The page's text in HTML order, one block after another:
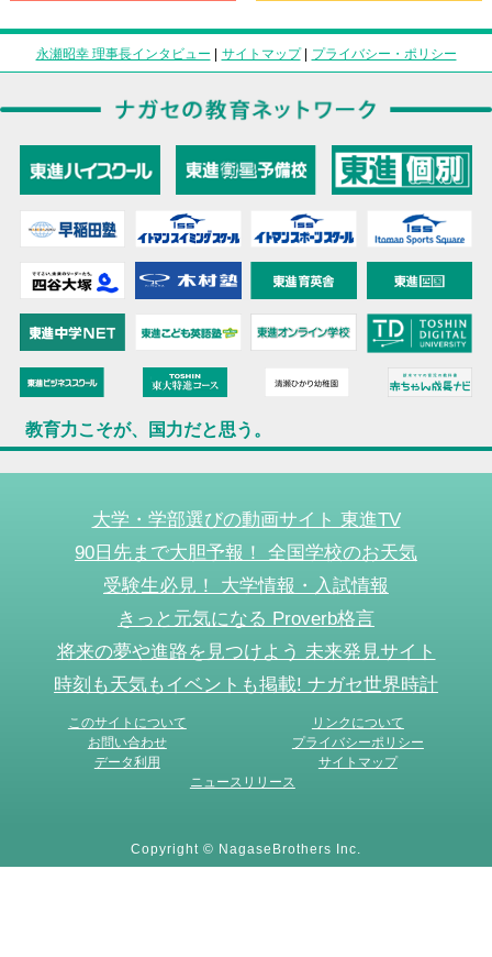
永瀬昭幸 理事長インタビュー | サイトマップ| プライバシー・ポリシー
教育力こそが、国力だと思う。
大学・学部選びの動画サイト 東進TV
90日先まで大胆予報！ 全国学校のお天気
受験生必見！ 大学情報・入試情報
きっと元気になる Proverb格言
将来の夢や進路を見つけよう 未来発見サイト
時刻も天気もイベントも掲載! ナガセ世界時計
このサイトについて
リンクについて
お問い合わせ
プライバシーポリシー
データ利用
サイトマップ
ニュースリリース
Copyright © NagaseBrothers Inc.